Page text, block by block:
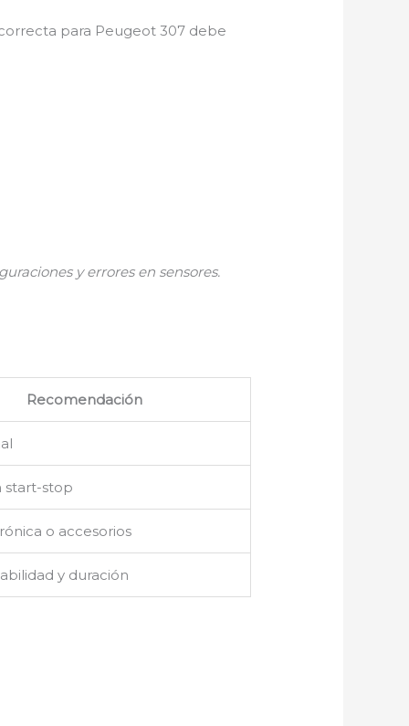
para Peugeot 307 debe
y errores en sensores.
Recomendación
start-stop
o accesorios
y duración